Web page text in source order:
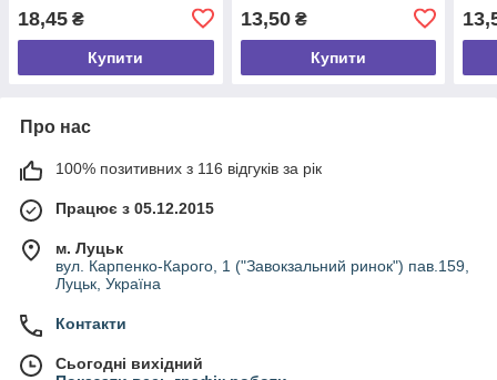
18,45 ₴
Купити
13,50₴
Купити
Про нас
100% позитивних з 116 відгуків за рік
Працює з 05.12.2015
м. Луцьк
вул. Карпенко-Карого, 1 ("Завокзальний ринок") пав.159,
Луцьк, Україна
Контакти
Сьогодні вихідний